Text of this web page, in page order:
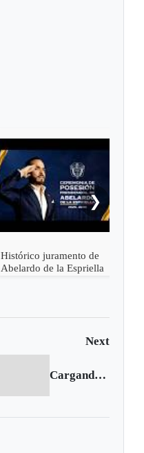
Histórico juramento de
Abelardo de la Espriella
❯
Next
Cargando siguiente...